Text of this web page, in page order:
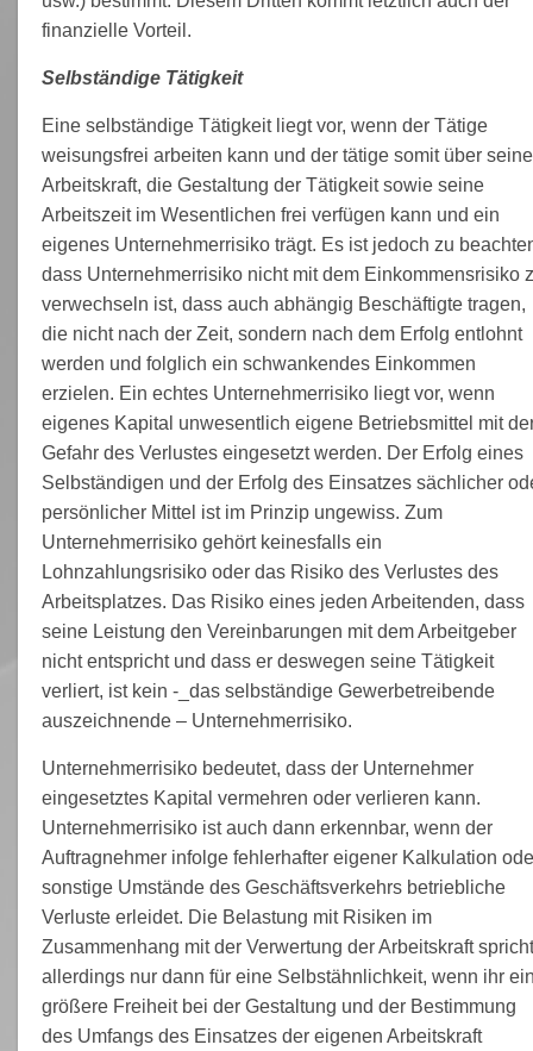
finanzielle Vorteil.
Selbständige Tätigkeit
Eine selbständige Tätigkeit liegt vor, wenn der Tätige
weisungsfrei arbeiten kann und der tätige somit über seine
Arbeitskraft, die Gestaltung der Tätigkeit sowie seine
Arbeitszeit im Wesentlichen frei verfügen kann und ein
eigenes Unternehmerrisiko trägt. Es ist jedoch zu
dass Unternehmerrisiko nicht mit dem Einkommensrisiko
verwechseln ist, dass auch abhängig Beschäftigte tragen,
die nicht nach der Zeit, sondern nach dem Erfolg entlohnt
werden und folglich ein schwankendes Einkommen
erzielen. Ein echtes Unternehmerrisiko liegt vor, wenn
eigenes Kapital unwesentlich eigene Betriebsmittel mit
Gefahr des Verlustes eingesetzt werden. Der Erfolg eines
Selbständigen und der Erfolg des Einsatzes sächlicher
persönlicher Mittel ist im Prinzip ungewiss. Zum
Unternehmerrisiko gehört keinesfalls ein
Lohnzahlungsrisiko oder das Risiko des Verlustes des
Arbeitsplatzes. Das Risiko eines jeden Arbeitenden, dass
seine Leistung den Vereinbarungen mit dem Arbeitgeber
nicht entspricht und dass er deswegen seine Tätigkeit
verliert, ist kein -_das selbständige Gewerbetreibende
auszeichnende – Unternehmerrisiko.
Unternehmerrisiko bedeutet, dass der Unternehmer
eingesetztes Kapital vermehren oder verlieren kann.
Unternehmerrisiko ist auch dann erkennbar, wenn der
Auftragnehmer infolge fehlerhafter eigener Kalkulation
sonstige Umstände des Geschäftsverkehrs betriebliche
Verluste erleidet. Die Belastung mit Risiken im
Zusammenhang mit der Verwertung der Arbeitskraft
allerdings nur dann für eine Selbstähnlichkeit, wenn ihr
größere Freiheit bei der Gestaltung und der Bestimmung
des Umfangs des Einsatzes der eigenen Arbeitskraft